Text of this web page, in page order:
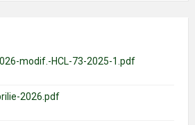
modif.-HCL-73-2025-1.pdf
2026.pdf